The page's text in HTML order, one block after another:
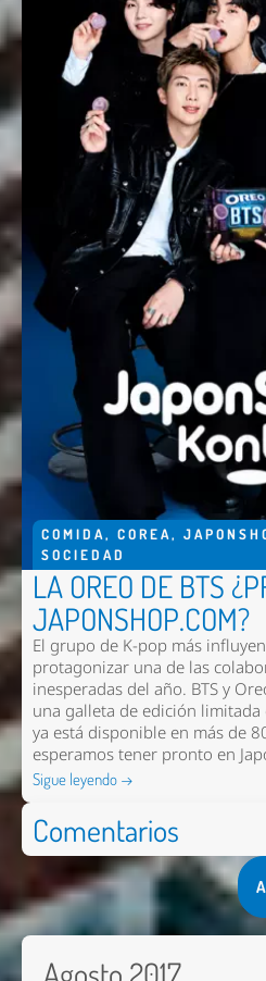
COMIDA, COREA,
SOCIEDAD
LA OREO DE BTS
JAPONSHOP.COM?
El grupo de K-pop más
protagonizar una de las
inesperadas del año. BTS y
una galleta de edición
ya está disponible en más de
esperamos tener pronto en
Sigue leyendo →
Comentarios